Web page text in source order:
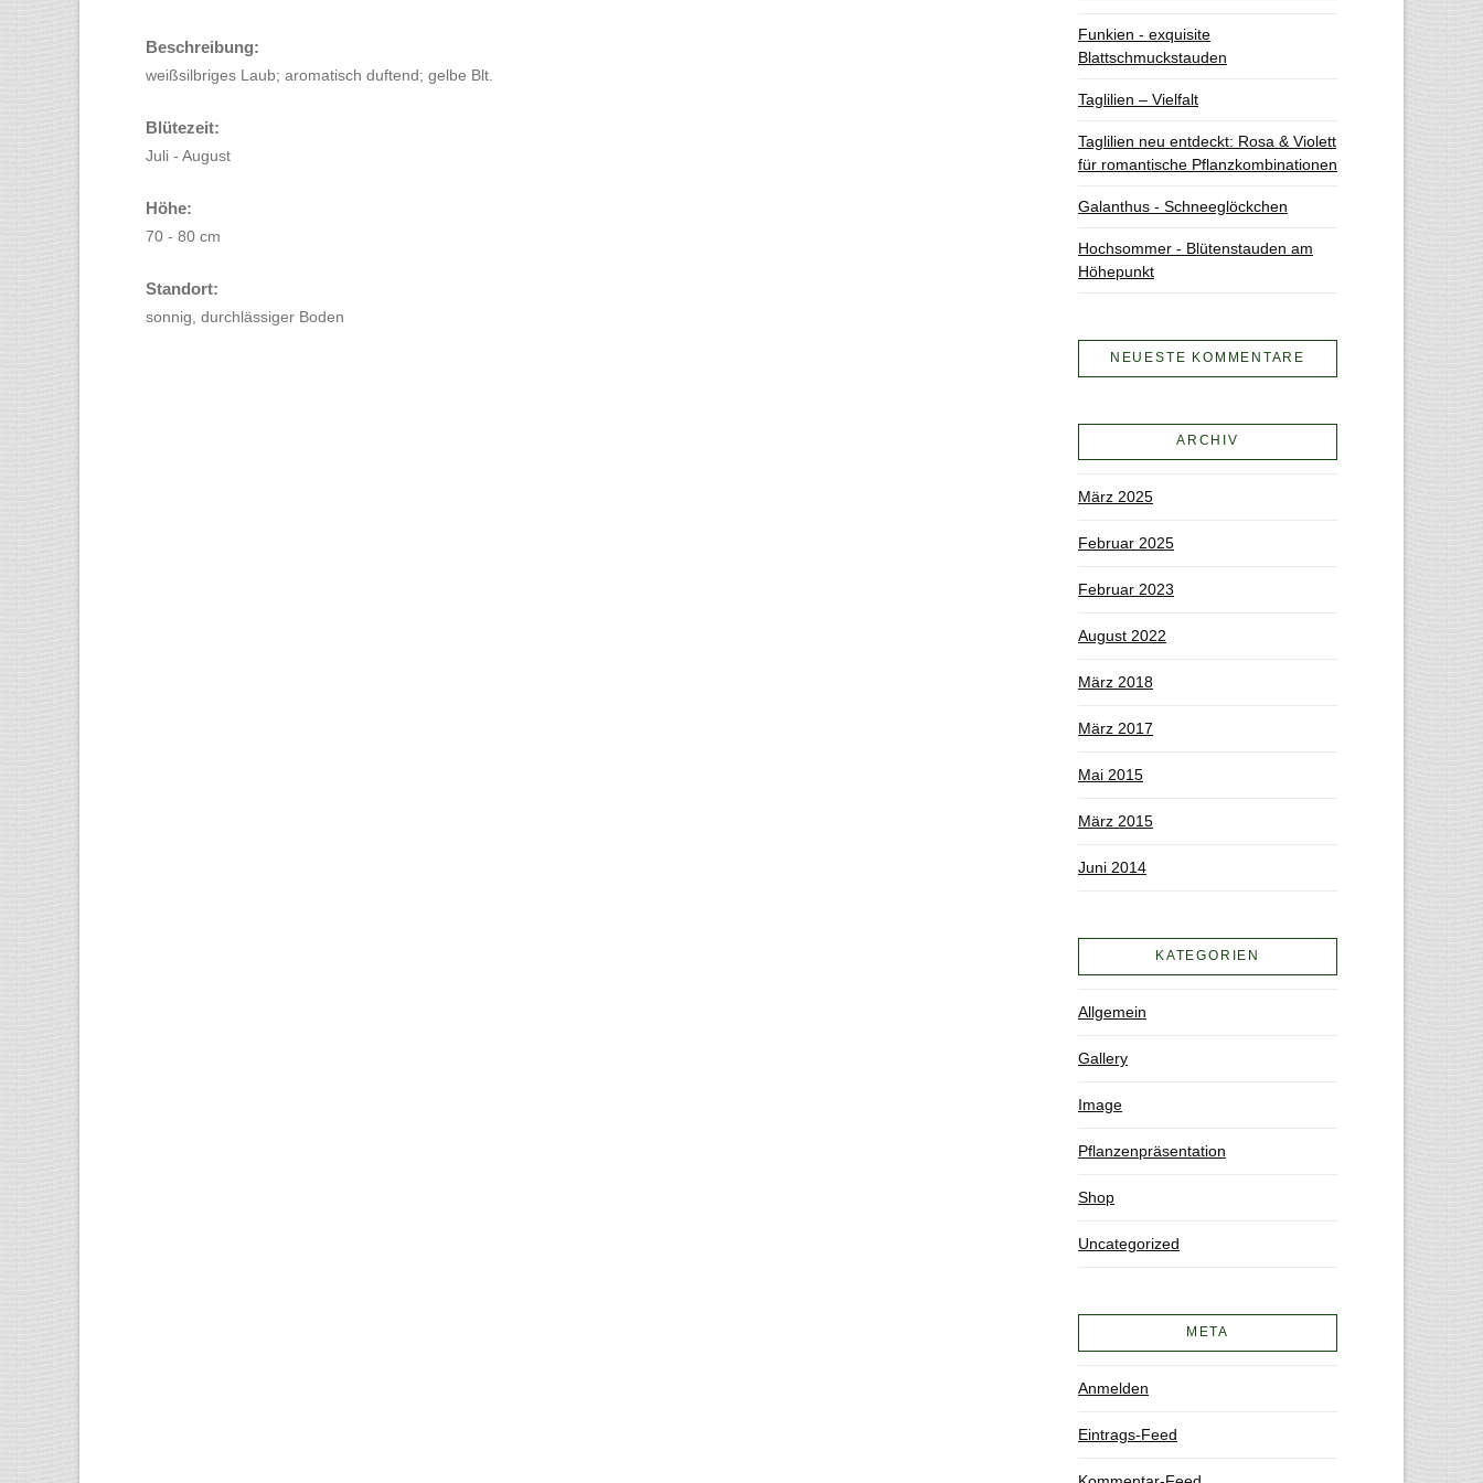
Beschreibung:
weißsilbriges Laub; aromatisch duftend; gelbe Blt.
Blütezeit:
Juli - August
Höhe:
70 - 80 cm
Standort:
sonnig, durchlässiger Boden
Funkien - exquisite
Blattschmuckstauden
Taglilien – Vielfalt
Taglilien neu entdeckt: Rosa & Violett
für romantische Pflanzkombinationen
Galanthus - Schneeglöckchen
Hochsommer - Blütenstauden am
Höhepunkt
NEUESTE KOMMENTARE
ARCHIV
März 2025
Februar 2025
Februar 2023
August 2022
März 2018
März 2017
Mai 2015
März 2015
Juni 2014
KATEGORIEN
Allgemein
Gallery
Image
Pflanzenpräsentation
Shop
Uncategorized
META
Anmelden
Eintrags-Feed